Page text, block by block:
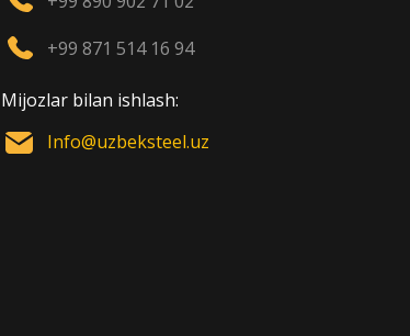
+99 871 514 16 94
Mijozlar bilan ishlash:
Info@uzbeksteel.uz